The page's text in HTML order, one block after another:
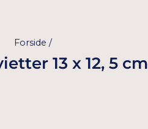
Forside /
13 x 12, 5 cm